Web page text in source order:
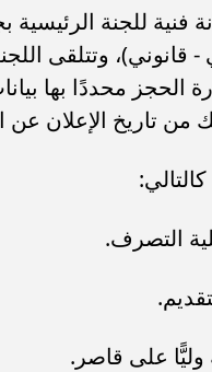
فنية للجنة
وتتلقى
محددًا بها
من تاريخ الإعلان
التصرف.
على قاصر.